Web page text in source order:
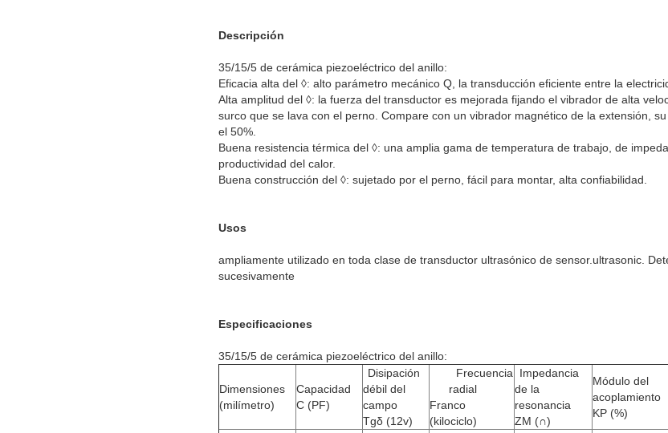
Descripción
35/15/5 de cerámica piezoeléctrico del anillo:
Eficacia alta del ◊: alto parámetro mecánico Q, la transducción eficiente entre la
Alta amplitud del ◊: la fuerza del transductor es mejorada fijando el vibrador de alta
surco que se lava con el perno. Compare con un vibrador magnético de la extensión,
el 50%.
Buena resistencia térmica del ◊: una amplia gama de temperatura de trabajo, de
productividad del calor.
Buena construcción del ◊: sujetado por el perno, fácil para montar, alta confiabilidad.
Usos
ampliamente utilizado en toda clase de transductor ultrasónico de sensor.ultrasonic.
sucesivamente
Especificaciones
35/15/5 de cerámica piezoeléctrico del anillo:
Dimensiones
(milímetro)
Capacidad
C (PF)
Disipación
débil del
campo
Tgδ (12v)
Frecuencia
radial
Franco
(kilociclo)
Impedancia
de la
resonancia
ZM (∩)
Módulo del
acoplamiento
KP (%)